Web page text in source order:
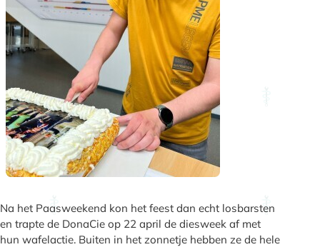
Na het Paasweekend kon het feest dan echt losbarsten
en trapte de DonaCie op 22 april de diesweek af met
hun wafelactie. Buiten in het zonnetje hebben ze de hele